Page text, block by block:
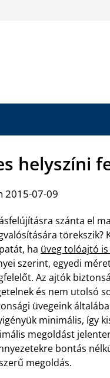
helyszíni
2015-07-09
szánta el
törekszik?
ha üveg tolóajtó
szerint, egyedi
Az ajtók
és nem utolsó
üvegeink
minimális, így
megoldást
bontás
megoldás.